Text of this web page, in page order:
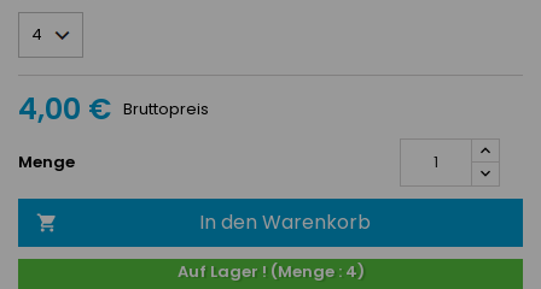
4,00 € Bruttopreis
Menge
 In den Warenkorb
Auf Lager ! (Menge : 4)